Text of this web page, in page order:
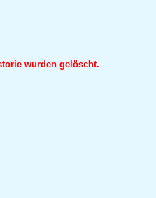
wurden gelöscht.